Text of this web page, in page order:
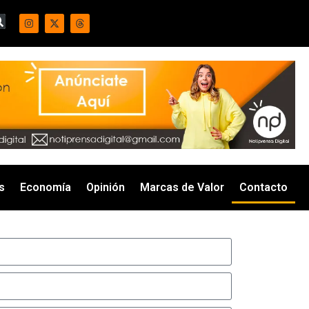
Economía Opinión Marcas de Valor Contacto